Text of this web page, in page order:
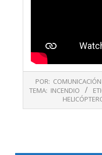
06-
POR: COMUNICACIÓN
TEMA: INCENDIO